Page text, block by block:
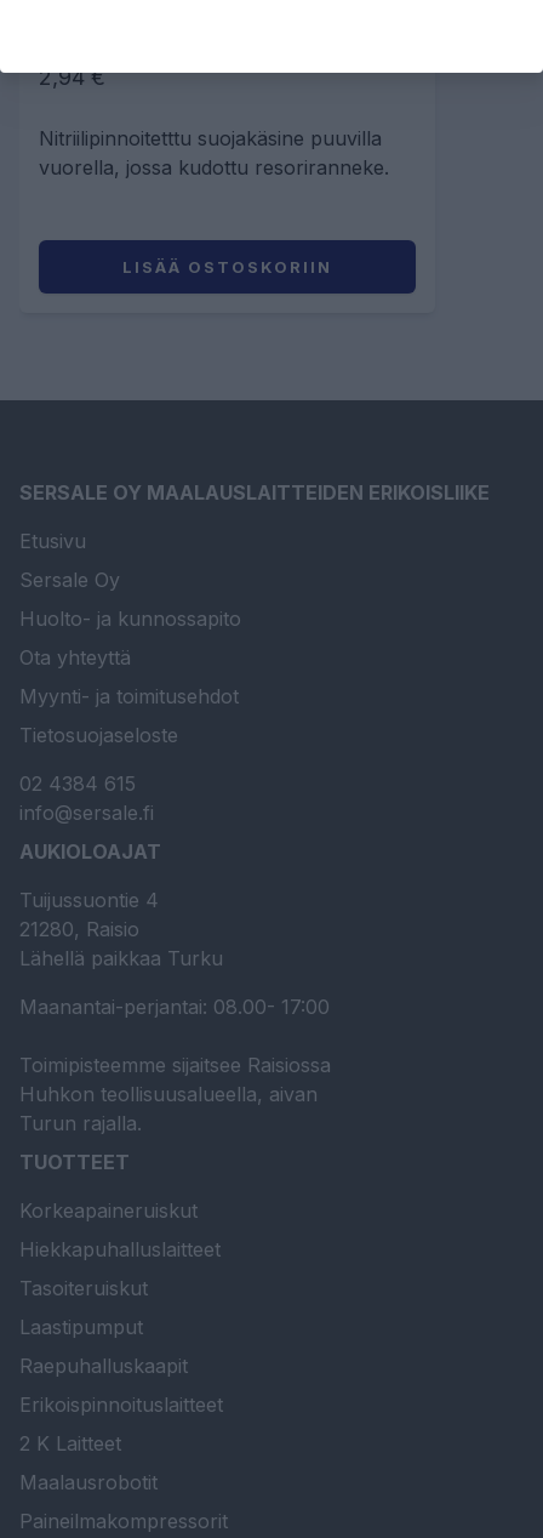
2,94 €
Nitriilipinnoitetttu suojakäsine puuvilla
vuorella, jossa kudottu resoriranneke.
LISÄÄ OSTOSKORIIN
SERSALE OY MAALAUSLAITTEIDEN ERIKOISLIIKE
Etusivu
Sersale Oy
Huolto- ja kunnossapito
Ota yhteyttä
Myynti- ja toimitusehdot
Tietosuojaseloste
02 4384 615
info@sersale.fi
AUKIOLOAJAT
Tuijussuontie 4
21280, Raisio
Lähellä paikkaa Turku
Maanantai-perjantai: 08.00- 17:00
Toimipisteemme sijaitsee Raisiossa
Huhkon teollisuusalueella, aivan
Turun rajalla.
TUOTTEET
Korkeapaineruiskut
Hiekkapuhalluslaitteet
Tasoiteruiskut
Laastipumput
Raepuhalluskaapit
Erikoispinnoituslaitteet
2 K Laitteet
Maalausrobotit
Paineilmakompressorit